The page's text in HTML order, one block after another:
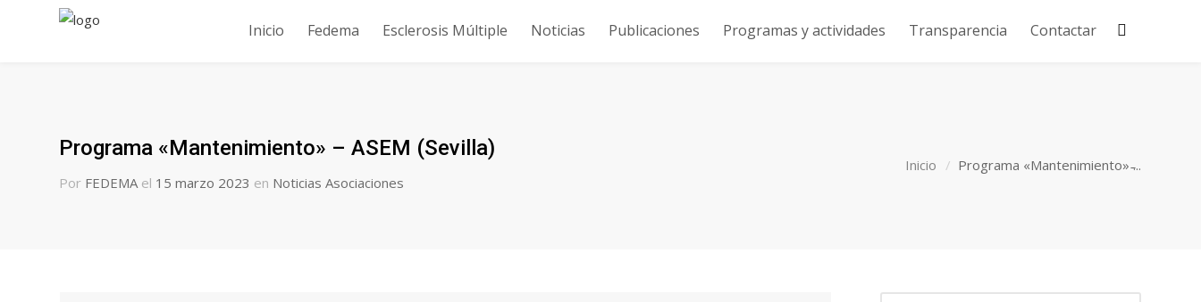
Inicio Fedema Esclerosis Múltiple Noticias Publicaciones Programas y actividades Transparencia Contactar
Programa «Mantenimiento» – ASEM (Sevilla)
Por FEDEMA el 15 marzo 2023 en Noticias Asociaciones
Inicio Programa «Mantenimiento» ̵...